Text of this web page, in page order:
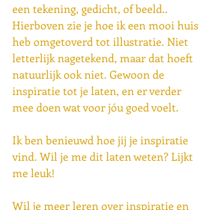
een tekening, gedicht, of beeld..
Hierboven zie je hoe ik een mooi huis
heb omgetoverd tot illustratie. Niet
letterlijk nagetekend, maar dat hoeft
natuurlijk ook niet. Gewoon de
inspiratie tot je laten, en er verder
mee doen wat voor jóu goed voelt.
Ik ben benieuwd hoe jij je inspiratie
vind. Wil je me dit laten weten? Lijkt
me leuk!
Wil je meer leren over inspiratie en